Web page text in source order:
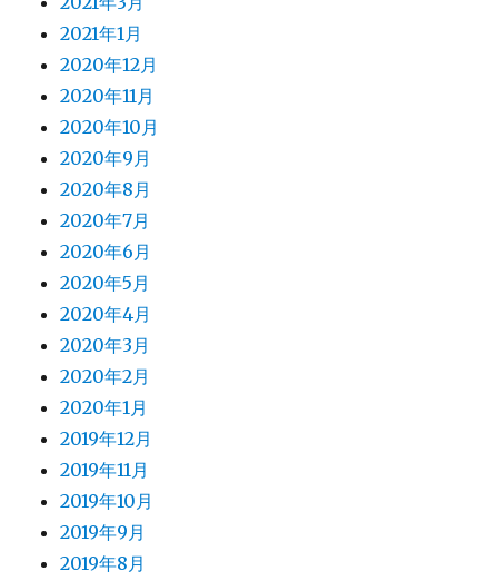
2021年1月
2020年12月
2020年11月
2020年10月
2020年9月
2020年8月
2020年7月
2020年6月
2020年5月
2020年4月
2020年3月
2020年2月
2020年1月
2019年12月
2019年11月
2019年10月
2019年9月
2019年8月